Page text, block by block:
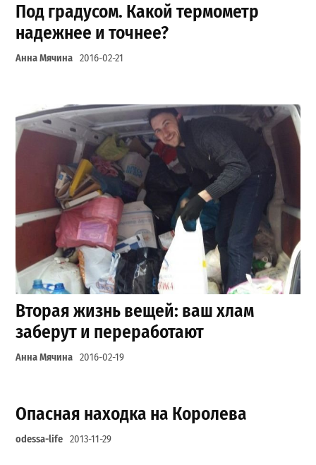
Под градусом. Какой термометр
надежнее и точнее?
Анна Мячина 2016-02-21
Вторая жизнь вещей: ваш хлам
заберут и переработают
Анна Мячина 2016-02-19
Опасная находка на Королева
odessa-life 2013-11-29